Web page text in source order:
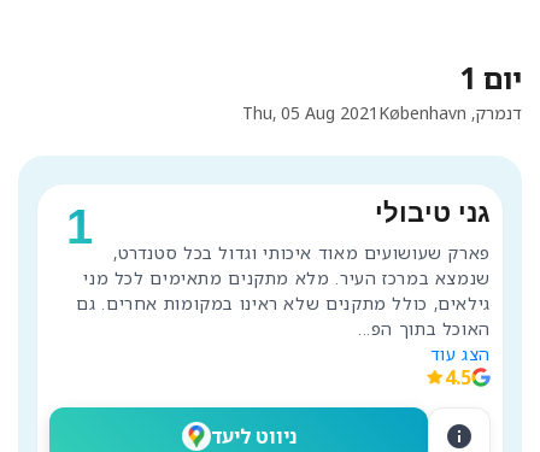
יום 1
Thu, 05 Aug 2021 דנמרק, København
1 גני טיבולי
שנמצא במרכז העיר. מלא מתקנים מתאימים לכל מני
האוכל בתוך הפ
הצג עוד
4.5
ניווט ליעד info